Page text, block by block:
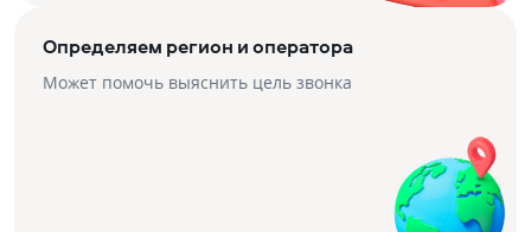
Определяем регион и оператора
Может помочь выяснить цель звонка